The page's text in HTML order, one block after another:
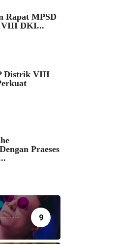
Rapat MPSD
VIII DKI...
Distrik VIII
Praeses
9